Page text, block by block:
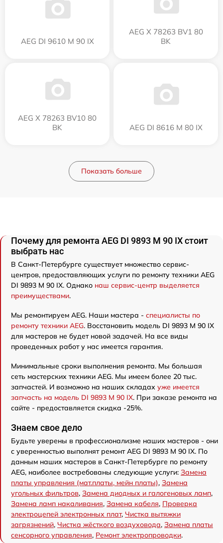
AEG DI 9610 M 90 IX
AEG X 78263 BV1 80
BK
AEG X 78263 BV10 80
BK
AEG DI 8616 M 80 IX
Показать больше
Почему для ремонта AEG DI 9893 M 90 IX стоит
выбрать нас
В Санкт-Петербурге существует множество сервис-
центров, предоставляющих услуги по ремонту техники AEG
DI 9893 M 90 IX. Однако наш сервис-центр выделяется
преимуществами.
Мы ремонтируем AEG. Наши мастера - специалисты по
ремонту техники AEG. Восстановить модель DI 9893 M 90 IX
для мастеров не будет новой задачей. На все виды
проведенных работ у нас имеется гарантия.
Минимальные сроки выполнения ремонта. Мы большая
сеть мастерских техники AEG. Мы имеем более 20 тыс.
запчастей. И возможно на наших складах уже имеется
запчасть на модель DI 9893 M 90 IX. При заказе ремонта на
сайте - предоставляется скидка -25%.
Знаем свое дело
Будьте уверены в профессионализме наших мастеров - они
с уверенностью выполнят ремонт AEG DI 9893 M 90 IX. По
данным наших мастеров в Санкт-Петербурге по ремонту
AEG, наиболее востребованы следующие услуги: Замена
платы управления (мат.платы, мейн платы), Замена
угольных фильтров, Замена диодных и галогеновых ламп,
Замена ламп накаливания, Замена кабеля, Проверка
электроцепей электронных плат, Чистка вытяжки
загрязнений, Чистка жёсткого воздуховода, Замена платы
сенсорного управления, Ремонт электропроводки.